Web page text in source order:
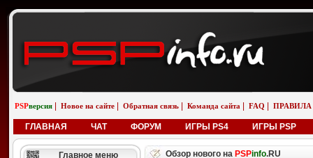
PSPверсия Новое на сайте Обратная связь Команда сайта FAQ ПРАВИЛА
ГЛАВНАЯ ЧАТ ФОРУМ ИГРЫ PS4 ИГРЫ PSP
Главное меню Обзор нового на PSPinfo.RU